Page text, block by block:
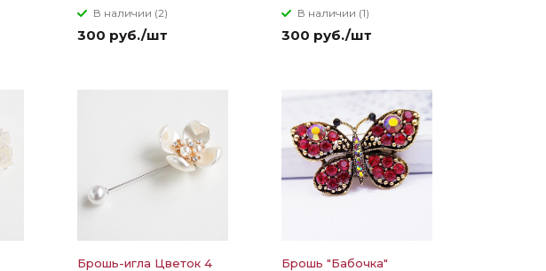
В наличии (2)
300 руб./шт
В наличии (1)
300 руб./шт
Брошь-игла Цветок 4
Брошь "Бабочка"